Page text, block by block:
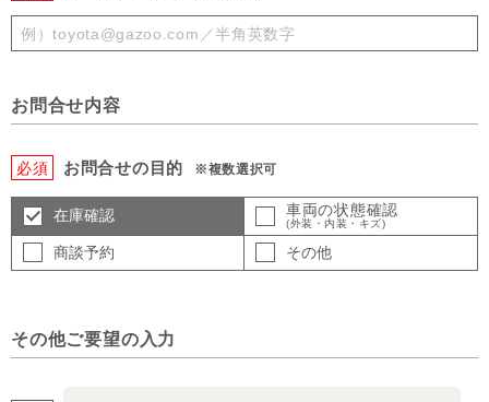
お問合せ内容
必須 お問合せの目的 ※複数選択可
在庫確認 車両の状態確認
(外装・内装・キズ)
商談予約 その他
その他ご要望の入力